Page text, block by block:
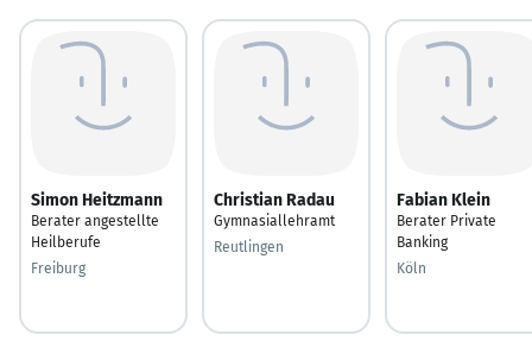
Simon Heitzmann
Berater angestellte
Heilberufe
Freiburg
Christian Radau
Gymnasiallehramt
Reutlingen
Fabian Klein
Berater Private
Banking
Köln